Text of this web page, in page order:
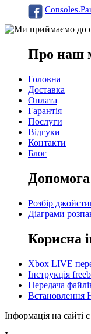
Про наш
Головна
Доставка
Оплата
Гарантія
Послуги
Відгуки
Контакти
Блог
Розбір
Діаграми
Корисна
Xbox LIVE
Інструкція
Передача
Встановлення
Інформація на сайті